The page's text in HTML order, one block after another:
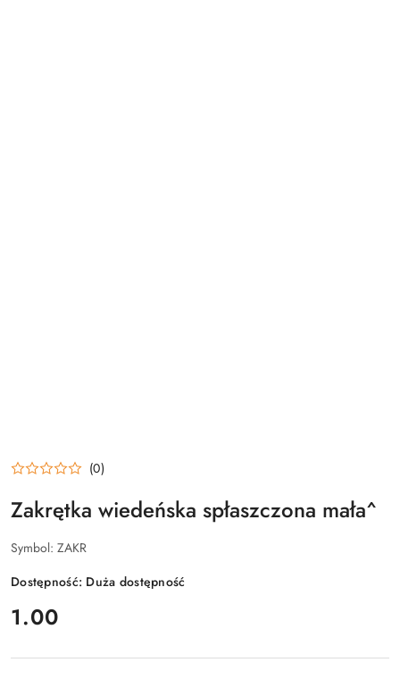
(0)
Zakrętka wiedeńska spłaszczona mała^
Symbol: ZAKR
Dostępność: Duża dostępność
cena:
1.00